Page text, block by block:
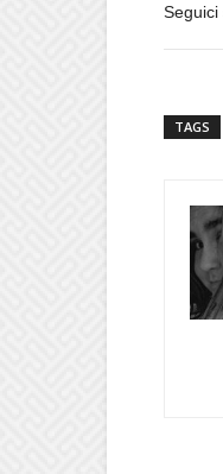
Seguici
TAGS